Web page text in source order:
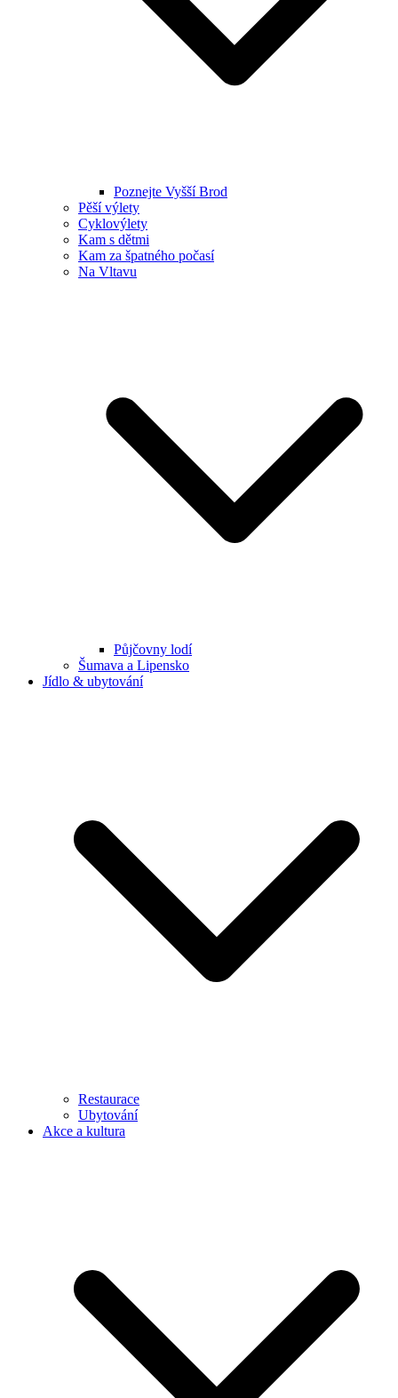
Poznejte Vyšší Brod
Pěší výlety
Cyklovýlety
Kam s dětmi
Kam za špatného počasí
Na Vltavu
Půjčovny lodí
Šumava a Lipensko
Jídlo & ubytování
Restaurace
Ubytování
Akce a kultura